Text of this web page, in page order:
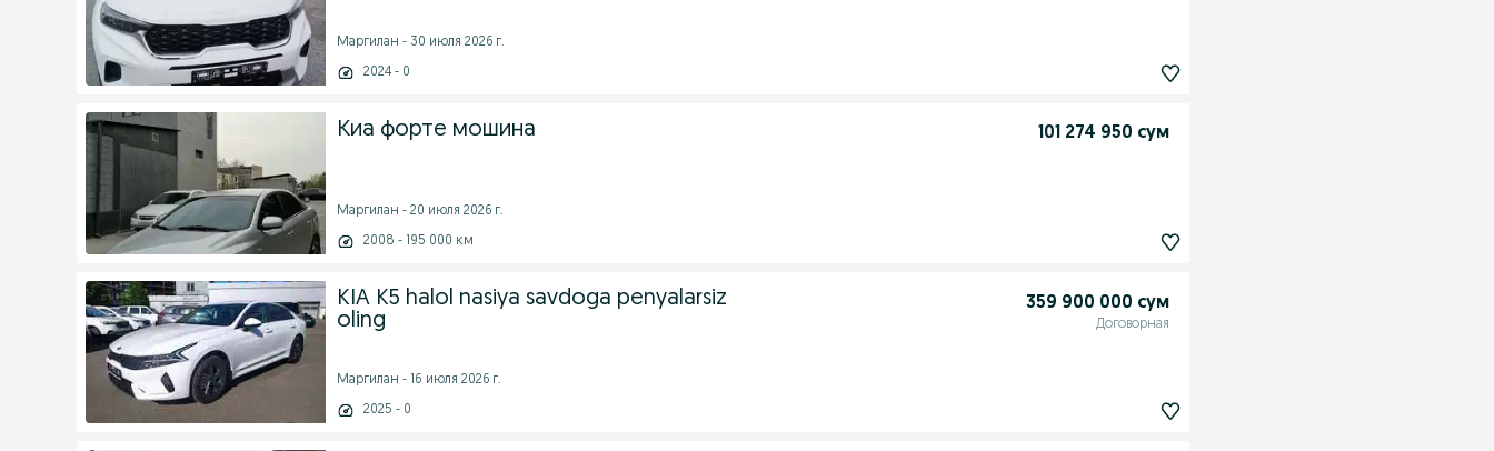
Маргилан - 30 июля 2026 г.
2024 - 0
Киа форте мошина 101 274 950 сум
Маргилан - 20 июля 2026 г.
2008 - 195 000 км
KIA K5 halol nasiya savdoga penyalarsiz
oling
359 900 000 сум
Договорная
Маргилан - 16 июля 2026 г.
2025 - 0